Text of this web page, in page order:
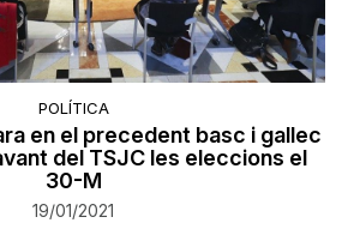
POLÍTICA
en el precedent basc i gallec
del TSJC les eleccions el
30-M
19/01/2021